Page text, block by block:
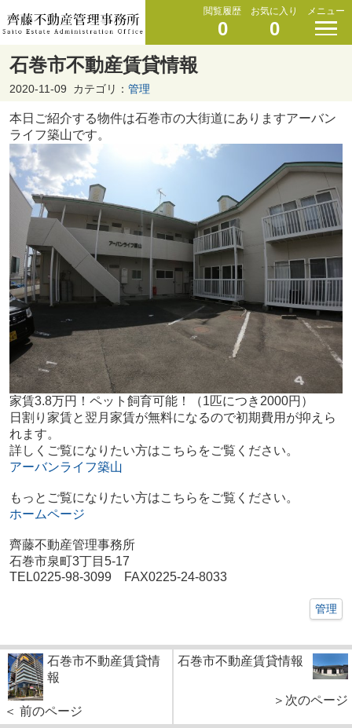
閲覧履歴
0
お気に入り
0
メニュー
石巻市不動産賃貸情報
2020-11-09 カテゴリ： 管理
本日ご紹介する物件は石巻市の大街道にありますアーバン
ライフ築山です。
家賃3.8万円！ペット飼育可能！（1匹につき2000円）
日割り家賃と翌月家賃が無料になるので初期費用が抑えら
れます。
詳しくご覧になりたい方はこちらをご覧ください。
アーバンライフ築山
もっとご覧になりたい方はこちらをご覧ください。
ホームページ
齊藤不動産管理事務所
石巻市泉町3丁目5-17
TEL0225-98-3099 FAX0225-24-8033
管理
石巻市不動産賃貸情
報
＜ 前のページ
石巻市不動産賃貸情報
＞次のページ